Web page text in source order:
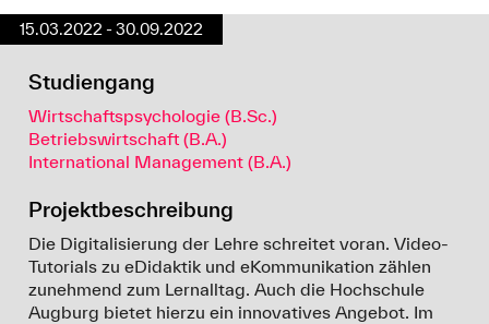
15.03.2022 - 30.09.2022
Studiengang
Wirtschaftspsychologie (B.Sc.)
Betriebswirtschaft (B.A.)
International Management (B.A.)
Projektbeschreibung
Die Digitalisierung der Lehre schreitet voran. Video-
Tutorials zu eDidaktik und eKommunikation zählen
zunehmend zum Lernalltag. Auch die Hochschule
Augburg bietet hierzu ein innovatives Angebot. Im